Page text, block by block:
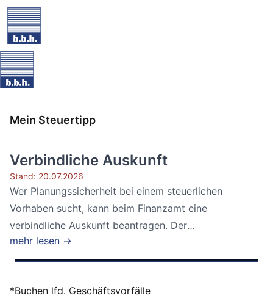
Mein Steuertipp
Verbindliche Auskunft
Stand: 20.07.2026
Wer Planungssicherheit bei einem steuerlichen
Vorhaben sucht, kann beim Finanzamt eine
verbindliche Auskunft beantragen. Der
Bundesfinanzhof...
mehr lesen →
*Buchen lfd. Geschäftsvorfälle